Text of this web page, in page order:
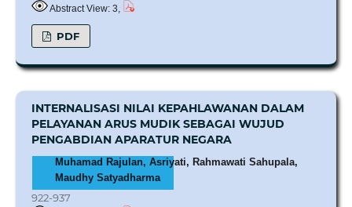
Abstract View: 3,
PDF
INTERNALISASI NILAI KEPAHLAWANAN DALAM
PELAYANAN ARUS MUDIK SEBAGAI WUJUD
PENGABDIAN APARATUR NEGARA
Muhamad Rajulan, Asriyati, Rahmawati Sahupala,
Maudhy Satyadharma
922-937